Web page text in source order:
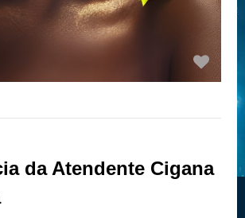
da Atendente Cigana